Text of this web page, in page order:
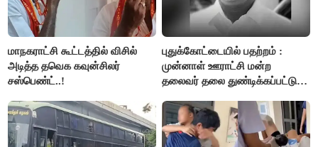
மாநகராட்சி கூட்டத்தில் விசில்
அடித்த தவெக கவுன்சிலர்
சஸ்பெண்ட்..!
புதுக்கோட்டையில் பதற்றம் :
முன்னாள் ஊராட்சி மன்ற
தலைவர் தலை துண்டிக்கப்பட்டு